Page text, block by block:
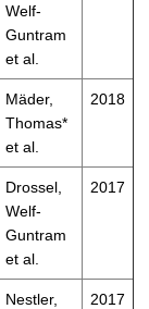
Welf-
Guntram
et al.
Mäder,
Thomas*
et al.
2018
Drossel,
Welf-
Guntram
et al.
2017
Nestler,
2017